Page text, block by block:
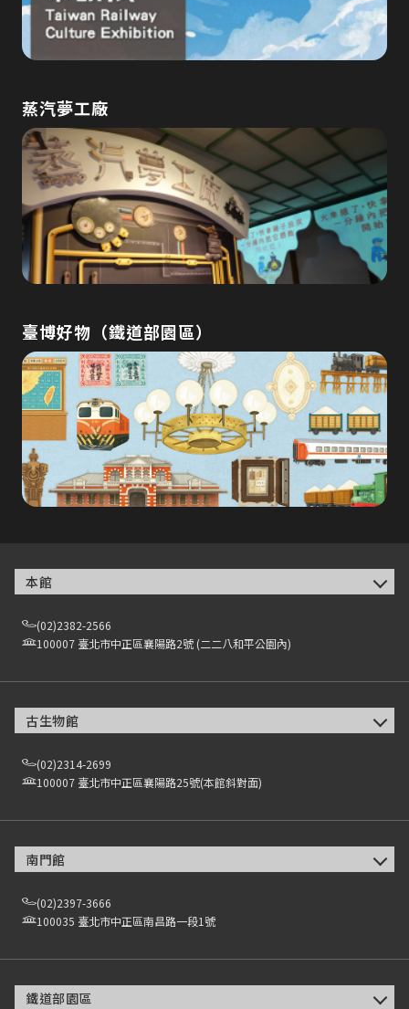
蒸汽夢工廠
臺博好物（鐵道部園區）
本館
(02)2382-2566
100007 臺北市中正區襄陽路2號 (二二八和平公園內)
古生物館
(02)2314-2699
100007 臺北市中正區襄陽路25號(本館斜對面)
南門館
(02)2397-3666
100035 臺北市中正區南昌路一段1號
鐵道部園區